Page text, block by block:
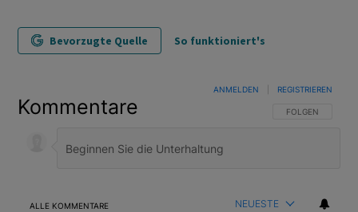
Bevorzugte Quelle So funktioniert's
Kommentare FOLGE DIESER
FOLGEN
ANMELDEN REGISTRIEREN
ALLE KOMMENTARE NEUESTE